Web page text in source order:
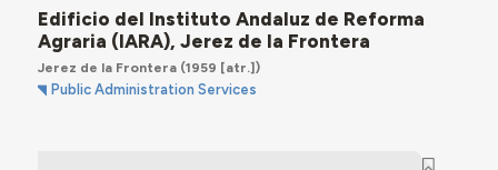
Edificio del Instituto Andaluz de Reforma
Agraria (IARA), Jerez de la Frontera
Jerez de la Frontera(1959 [atr.])
Public Administration Services